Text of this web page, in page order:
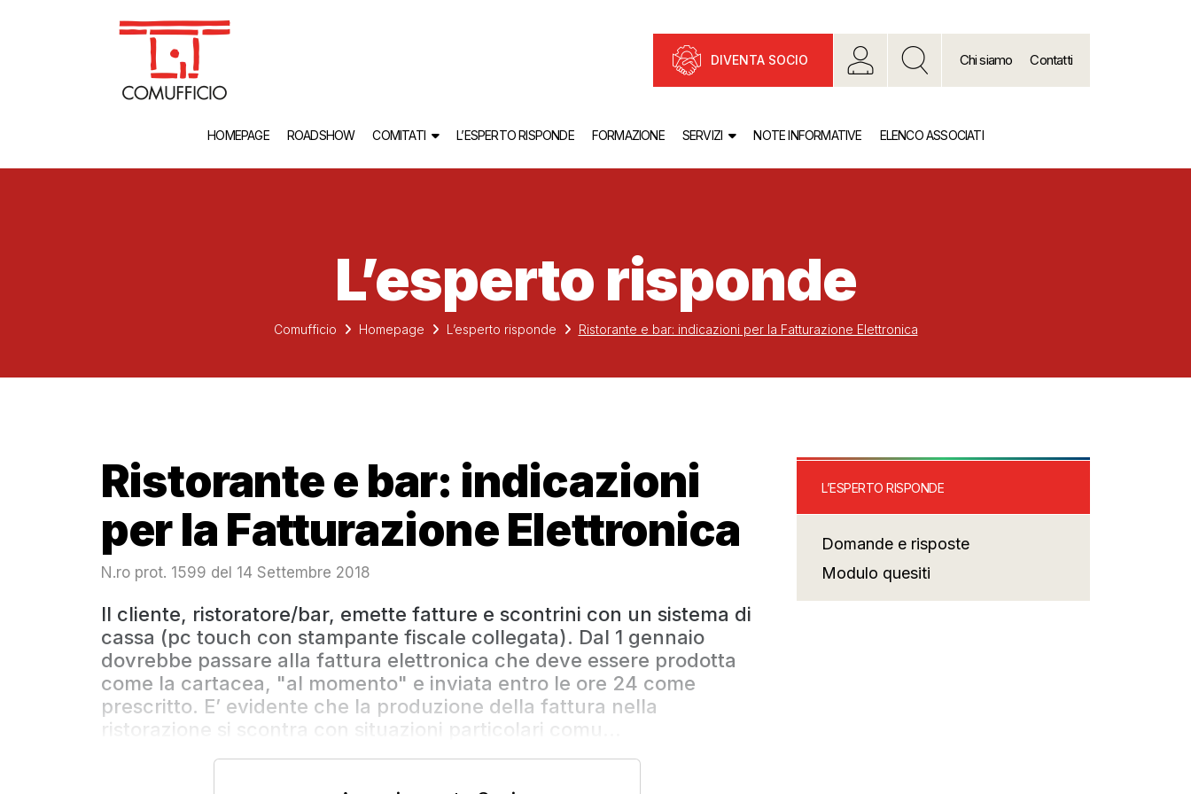
DIVENTA SOCIO Chi siamo Contatti
HOMEPAGE ROADSHOW COMITATI L’ESPERTO RISPONDE FORMAZIONE SERVIZI NOTE INFORMATIVE ELENCO ASSOCIATI
L’esperto risponde
Comufficio Homepage L’esperto risponde Ristorante e bar: indicazioni per la Fatturazione Elettronica
Ristorante e bar: indicazioni
per la Fatturazione Elettronica
N.ro prot. 1599 del 14 Settembre 2018
Il cliente, ristoratore/bar, emette fatture e scontrini con un sistema di
cassa (pc touch con stampante fiscale collegata). Dal 1 gennaio
dovrebbe passare alla fattura elettronica che deve essere prodotta
come la cartacea, "al momento" e inviata entro le ore 24 come
prescritto. E’ evidente che la produzione della fattura nella
ristorazione si scontra con situazioni particolari comu...
L’ESPERTO RISPONDE
Domande e risposte
Modulo quesiti